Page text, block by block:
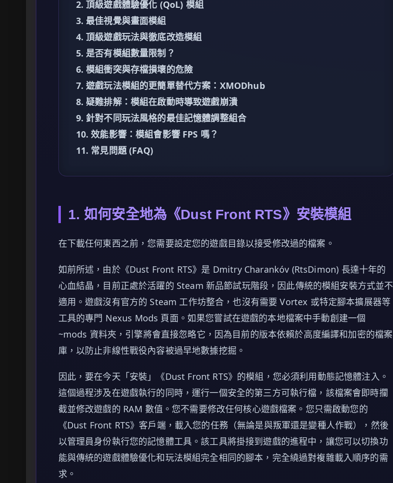
2. 頂級遊戲體驗優化 (QoL) 模組
3. 最佳視覺與畫面模組
4. 頂級遊戲玩法與徹底改造模組
5. 是否有模組數量限制？
6. 模組衝突與存檔損壞的危險
7. 遊戲玩法模組的更簡單替代方案：XMODhub
8. 疑難排解：模組在啟動時導致遊戲崩潰
9. 針對不同玩法風格的最佳記憶體調整組合
10. 效能影響：模組會影響 FPS 嗎？
11. 常見問題 (FAQ)
1. 如何安全地為《Dust Front RTS》安裝模組
在下載任何東西之前，您需要設定您的遊戲目錄以接受修改過的檔案。
如前所述，由於《Dust Front RTS》是 Dmitry Charankо́v (RtsDimon) 長達十年的
心血結晶，目前正處於活躍的 Steam 新品節試玩階段，因此傳統的模組安裝方式並不
適用。遊戲沒有官方的 Steam 工作坊整合，也沒有需要 Vortex 或特定腳本擴展器等
工具的專門 Nexus Mods 頁面。如果您嘗試在遊戲的本地檔案中手動創建一個
~mods 資料夾，引擎將會直接忽略它，因為目前的版本依賴於高度編譯和加密的檔案
庫，以防止非線性戰役內容被過早地數據挖掘。
因此，要在今天「安裝」《Dust Front RTS》的模組，您必須利用動態記憶體注入。
這個過程涉及在遊戲執行的同時，運行一個安全的第三方可執行檔，該檔案會即時攔
截並修改遊戲的 RAM 數值。您不需要修改任何核心遊戲檔案。您只需啟動您的
《Dust Front RTS》客戶端，載入您的任務（無論是與叛軍還是變種人作戰），然後
以管理員身份執行您的記憶體工具。該工具將掛接到遊戲的進程中，讓您可以切換功
能與傳統的遊戲體驗優化和玩法模組完全相同的腳本，完全繞過對複雜載入順序的需
求。